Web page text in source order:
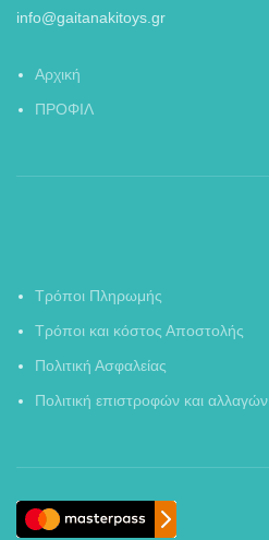
info@gaitanakitoys.gr
Αρχική
ΠΡΟΦΙΛ
Τρόποι Πληρωμής
Τρόποι και κόστος Αποστολής
Πολιτική Ασφαλείας
Πολιτική επιστροφών και αλλαγών